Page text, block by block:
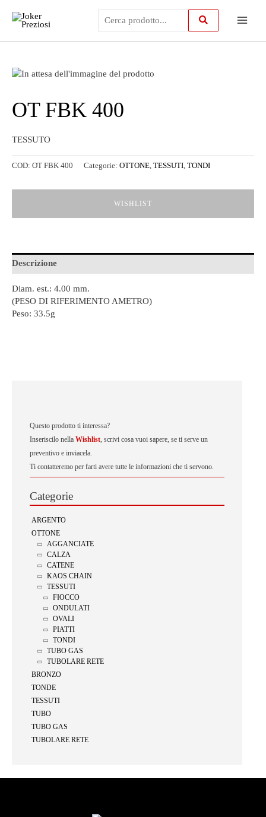
contenuto
Questo prodotto ti interessa?
Inseriscilo nella Wishlist, scrivi cosa vuoi sapere, se ti serve un
preventivo e inviacela.
Ti contatteremo per farti avere tutte le informazioni che ti servono.
Categorie
ARGENTO
OTTONE
AGGANCIATE
CALZA
CATENE
KAOS CHAIN
TESSUTI
FIOCCO
ONDULATI
OVALI
PIATTI
TONDI
TUBO GAS
TUBOLARE RETE
BRONZO
TONDE
TESSUTI
TUBO
TUBO GAS
TUBOLARE RETE
OT FBK 400
TESSUTO
COD: OT FBK 400 Categorie: OTTONE, TESSUTI, TONDI
WISHLIST
Descrizione
Diam. est.: 4.00 mm.
(PESO DI RIFERIMENTO AMETRO)
Peso: 33.5g